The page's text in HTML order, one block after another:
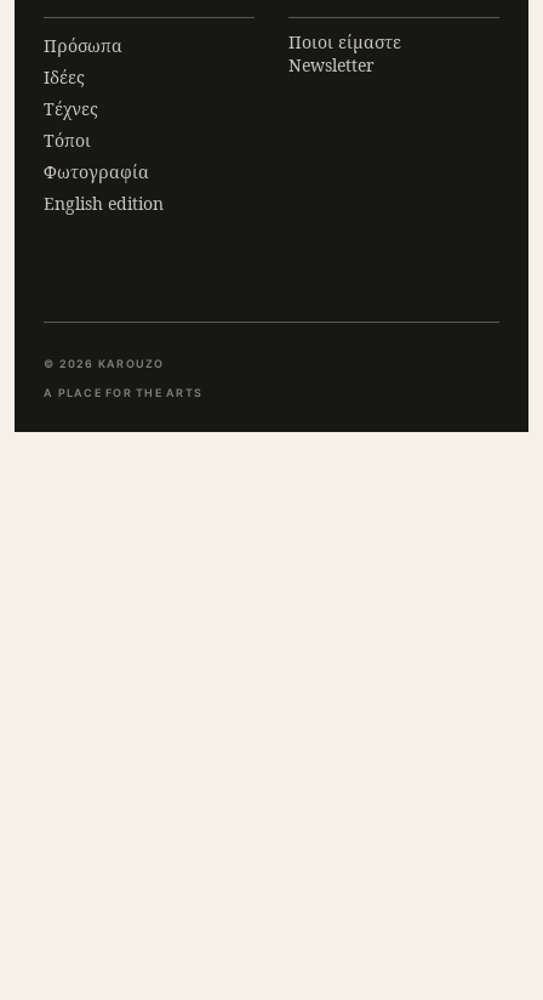
Πρόσωπα
Ιδέες
Τέχνες
Τόποι
Φωτογραφία
English edition
Ποιοι είμαστε
Newsletter
© 2026 KAROUZO
A PLACE FOR THE ARTS